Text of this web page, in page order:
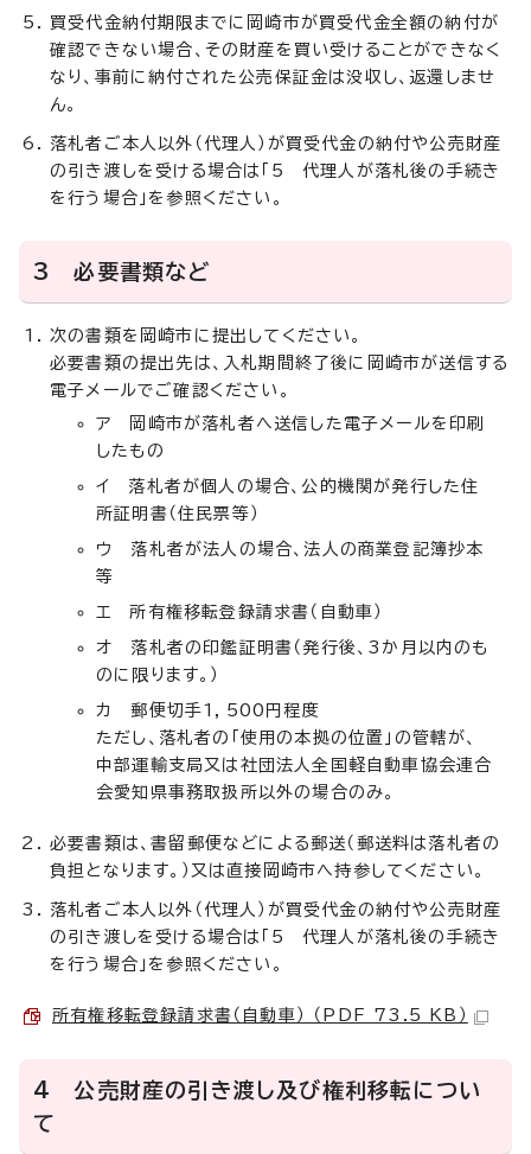
買受代金納付期限までに岡崎市が買受代金全額の納付が
確認できない場合、その財産を買い受けることができなく
なり、事前に納付された公売保証金は没収し、返還しませ
ん。
落札者ご本人以外（代理人）が買受代金の納付や公売財産
の引き渡しを受ける場合は「5 代理人が落札後の手続き
を行う場合」を参照ください。
3 必要書類など
次の書類を岡崎市に提出してください。
必要書類の提出先は、入札期間終了後に岡崎市が送信する
電子メールでご確認ください。
ア 岡崎市が落札者へ送信した電子メールを印刷
したもの
イ 落札者が個人の場合、公的機関が発行した住
所証明書（住民票等）
ウ 落札者が法人の場合、法人の商業登記簿抄本
等
エ 所有権移転登録請求書（自動車）
オ 落札者の印鑑証明書（発行後、3か月以内のも
のに限ります。）
カ 郵便切手1，500円程度
ただし、落札者の「使用の本拠の位置」の管轄が、
中部運輸支局又は社団法人全国軽自動車協会連合
会愛知県事務取扱所以外の場合のみ。
必要書類は、書留郵便などによる郵送（郵送料は落札者の
負担となります。）又は直接岡崎市へ持参してください。
落札者ご本人以外（代理人）が買受代金の納付や公売財産
の引き渡しを受ける場合は「5 代理人が落札後の手続き
を行う場合」を参照ください。
所有権移転登録請求書（自動車） （PDF 73.5 KB）
4 公売財産の引き渡し及び権利移転につい
て